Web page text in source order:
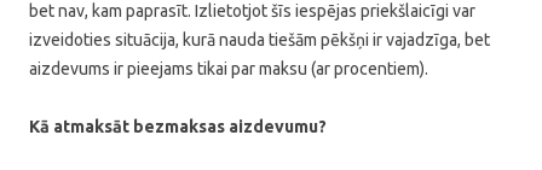
bet nav, kam paprasīt. Izlietotjot šīs iespējas priekšlaicīgi var
izveidoties situācija, kurā nauda tiešām pēkšņi ir vajadzīga, bet
aizdevums ir pieejams tikai par maksu (ar procentiem).
Kā atmaksāt bezmaksas aizdevumu?